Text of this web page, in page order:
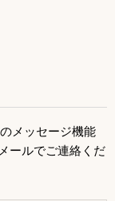
メッセージ機能
ールでご連絡くだ